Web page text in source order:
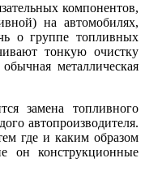
компонентов,
на автомобилях,
о группе топливных
тонкую очистку
металлическая
замена топливного
автопроизводителя.
где и каким образом
он конструкционные